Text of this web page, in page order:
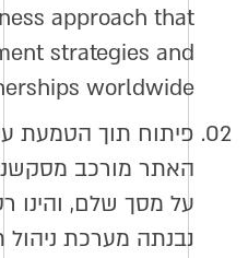
approach that
strategies and
worldwide.
02. פיתוח תוך הטמעת
האתר מורכב
על מסך שלם, והינו
נבנתה מערכת ניהול